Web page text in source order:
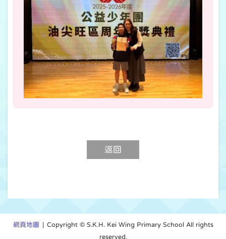
返回
網頁地圖 | Copyright © S.K.H. Kei Wing Primary School All rights
reserved.